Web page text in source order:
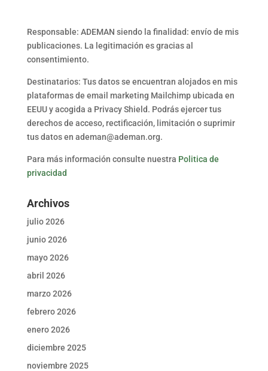
Responsable: ADEMAN siendo la finalidad: envío de mis
publicaciones. La legitimación es gracias al
consentimiento.
Destinatarios: Tus datos se encuentran alojados en mis
plataformas de email marketing Mailchimp ubicada en
EEUU y acogida a Privacy Shield. Podrás ejercer tus
derechos de acceso, rectificación, limitación o suprimir
tus datos en ademan@ademan.org.
Para más información consulte nuestra Politica de
privacidad
Archivos
julio 2026
junio 2026
mayo 2026
abril 2026
marzo 2026
febrero 2026
enero 2026
diciembre 2025
noviembre 2025